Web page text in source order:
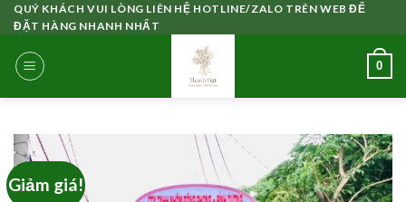
Skip
to
content
QUÝ KHÁCH VUI LÒNG LIÊN HỆ HOTLINE/ZALO TRÊN WEB ĐỂ
ĐẶT HÀNG NHANH NHẤT
0
Giảm giá!